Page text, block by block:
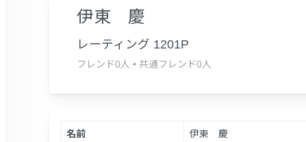
伊東 慶
レーティング 1201P
フレンド0人 • 共通フレンド0人
名前 伊東 慶